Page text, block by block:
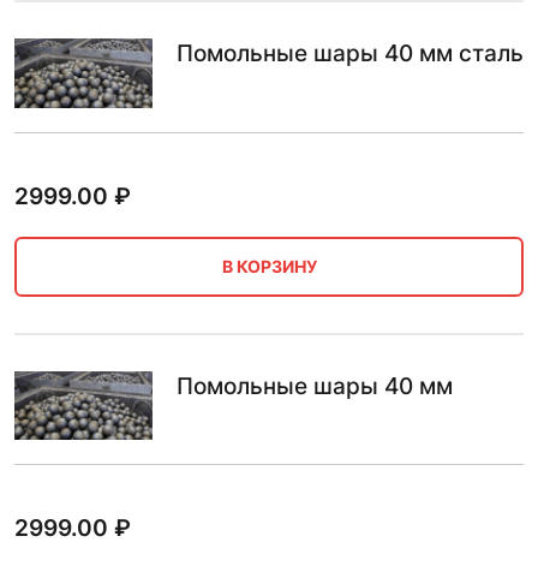
Помольные шары 40 мм сталь
2999.00 ₽
В КОРЗИНУ
Помольные шары 40 мм
2999.00 ₽